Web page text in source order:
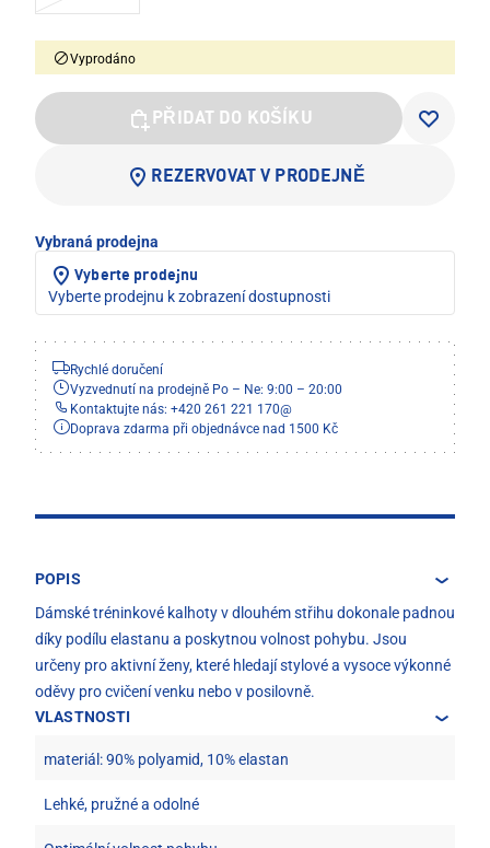
Vyprodáno
PŘIDAT DO KOŠÍKU
REZERVOVAT V PRODEJNĚ
Vybraná prodejna
Vyberte prodejnu
Vyberte prodejnu k zobrazení dostupnosti
Rychlé doručení
Vyzvednutí na prodejně Po – Ne: 9:00 – 20:00
Kontaktujte nás: +420 261 221 170@
Doprava zdarma při objednávce nad 1500 Kč
POPIS
Dámské tréninkové kalhoty v dlouhém střihu dokonale padnou
díky podílu elastanu a poskytnou volnost pohybu. Jsou
určeny pro aktivní ženy, které hledají stylové a vysoce výkonné
oděvy pro cvičení venku nebo v posilovně.
VLASTNOSTI
materiál: 90% polyamid, 10% elastan
Lehké, pružné a odolné